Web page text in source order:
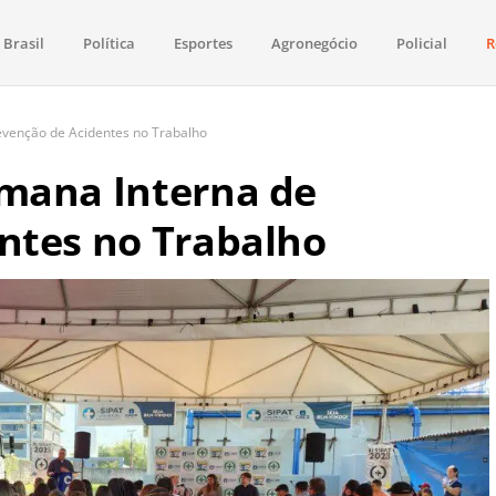
saúde, esportes, economia e os principais acontecimentos de Boa
Brasil Política Esportes Agronegócio Policial
de Acidentes no Trabalho
Interna de
no Trabalho